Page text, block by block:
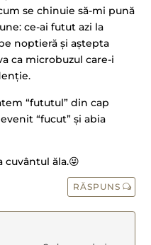
se chinuie să-mi pună
ce-ai futut azi la
noptieră și aștepta
ca microbuzul care-i
“fututul” din cap
“fucut” și abia
cuvântul ăla.😜
RĂSPUNS